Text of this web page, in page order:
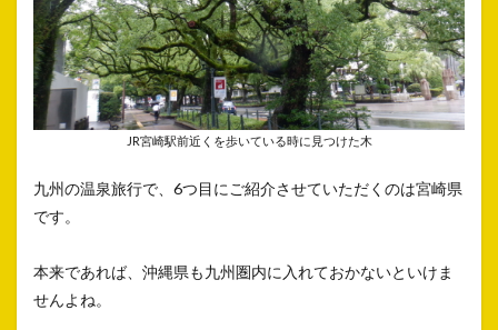
JR宮崎駅前近くを歩いている時に見つけた木
九州の温泉旅行で、6つ目にご紹介させていただくのは宮崎県
です。
本来であれば、沖縄県も九州圏内に入れておかないといけま
せんよね。